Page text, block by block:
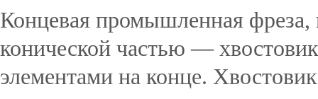
Концевая промышленная фреза,
конической частью —
элементами на конце.